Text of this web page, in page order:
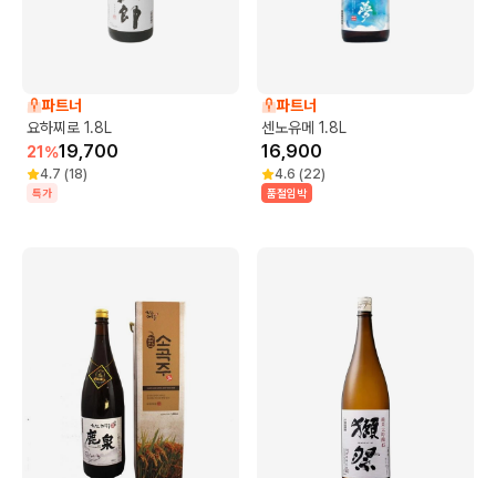
파트너
요하찌로 1.8L
21 %19,700
4.7 (18)
특가
파트너
센노유메 1.8L
16,900
4.6 (22)
품절임박